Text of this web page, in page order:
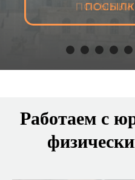
ПОСЫЛКИ
Работаем с